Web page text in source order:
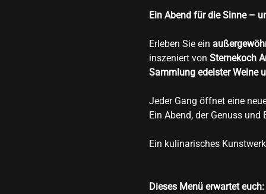
Ein Abend für die Sinne –
Erleben Sie ein
inszeniert von Sternekoch
Sammlung edelster Weine
Jeder Gang öffnet eine
Ein Abend, der Genuss
Ein kulinarisches
Dieses Menü erwartet euch: